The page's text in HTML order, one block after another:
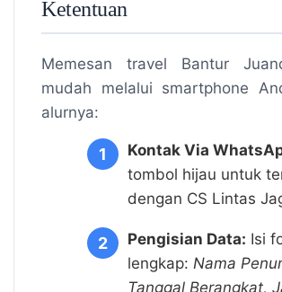
Ketentuan
Memesan travel Bantur
mudah melalui smartphone
alurnya:
Kontak Via
tombol hijau untuk
dengan CS Lintas
Pengisian Data: Isi
lengkap: Nama
Tanggal Berangkat,